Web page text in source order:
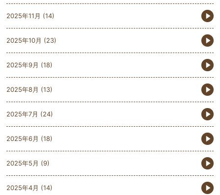
2025年11月 (14)
2025年10月 (23)
2025年9月 (18)
2025年8月 (13)
2025年7月 (24)
2025年6月 (18)
2025年5月 (9)
2025年4月 (14)